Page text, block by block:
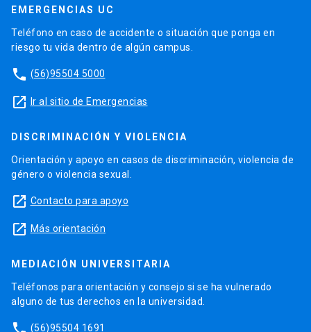
EMERGENCIAS UC
Teléfono en caso de accidente o situación que ponga en
riesgo tu vida dentro de algún campus.
phone (56)95504 5000
launch Ir al sitio de Emergencias
DISCRIMINACIÓN Y VIOLENCIA
Orientación y apoyo en casos de discriminación, violencia de
género o violencia sexual.
launch Contacto para apoyo
launch Más orientación
MEDIACIÓN UNIVERSITARIA
Teléfonos para orientación y consejo si se ha vulnerado
alguno de tus derechos en la universidad.
(56)95504 1691